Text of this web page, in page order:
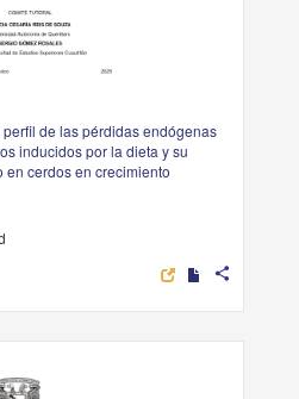
de las pérdidas endógenas
inducidos por la dieta y su
cerdos en crecimiento
share